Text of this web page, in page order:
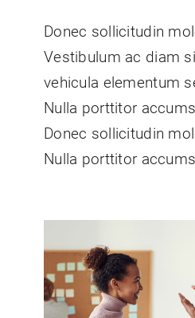
Donec sollicitudin
Vestibulum ac diam
vehicula elementum
Nulla porttitor
Donec sollicitudin
Nulla porttitor